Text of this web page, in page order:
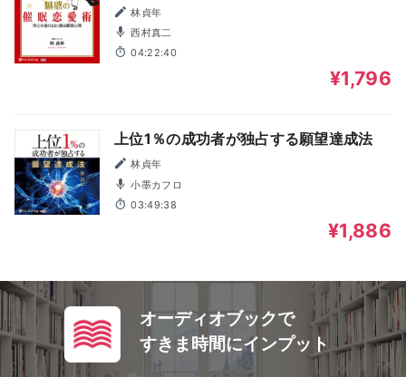
林貞年
西村真二
04:22:40
¥1,796
上位1％の成功者が独占する願望達成法
林貞年
小墨カフロ
03:49:38
¥1,886
オーディオブックで
すきま時間にインプット